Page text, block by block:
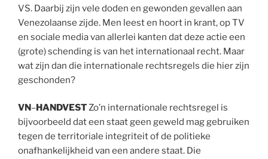
VS. Daarbij zijn vele doden en gewonden gevallen aan
Venezolaanse zijde. Men leest en hoort in krant, op TV
en sociale media van allerlei kanten dat deze actie een
(grote) schending is van het internationaal recht. Maar
wat zijn dan die internationale rechtsregels die hier zijn
geschonden?
VN–HANDVESTZo’n internationale rechtsregel is
bijvoorbeeld dat een staat geen geweld mag gebruiken
tegen de territoriale integriteit of de politieke
onafhankelijkheid van een andere staat. Die